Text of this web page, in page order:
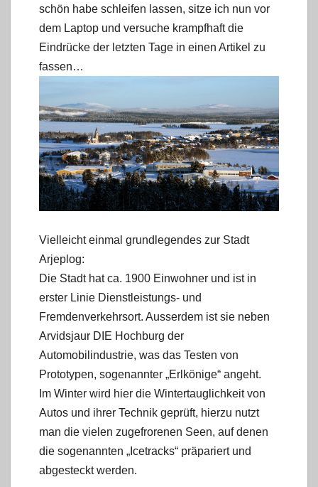
schön habe schleifen lassen, sitze ich nun vor
dem Laptop und versuche krampfhaft die
Eindrücke der letzten Tage in einen Artikel zu
fassen…
Vielleicht einmal grundlegendes zur Stadt
Arjeplog:
Die Stadt hat ca. 1900 Einwohner und ist in
erster Linie Dienstleistungs- und
Fremdenverkehrsort. Ausserdem ist sie neben
Arvidsjaur DIE Hochburg der
Automobilindustrie, was das Testen von
Prototypen, sogenannter „Erlkönige“ angeht.
Im Winter wird hier die Wintertauglichkeit von
Autos und ihrer Technik geprüft, hierzu nutzt
man die vielen zugefrorenen Seen, auf denen
die sogenannten „Icetracks“ präpariert und
abgesteckt werden.